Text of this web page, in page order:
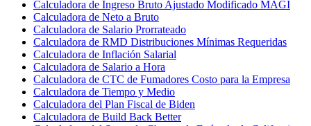
Calculadora de Ingreso Bruto Ajustado Modificado MAGI
Calculadora de Neto a Bruto
Calculadora de Salario Prorrateado
Calculadora de RMD Distribuciones Mínimas Requeridas
Calculadora de Inflación Salarial
Calculadora de Salario a Hora
Calculadora de CTC de Fumadores Costo para la Empresa
Calculadora de Tiempo y Medio
Calculadora del Plan Fiscal de Biden
Calculadora de Build Back Better